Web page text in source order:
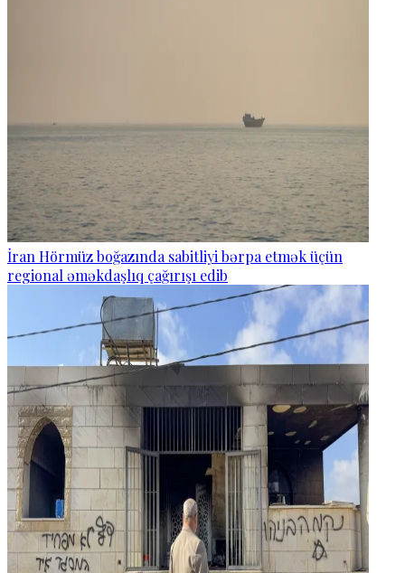
İran Hörmüz boğazında sabitliyi bərpa etmək üçün
regional əməkdaşlıq çağırışı edib